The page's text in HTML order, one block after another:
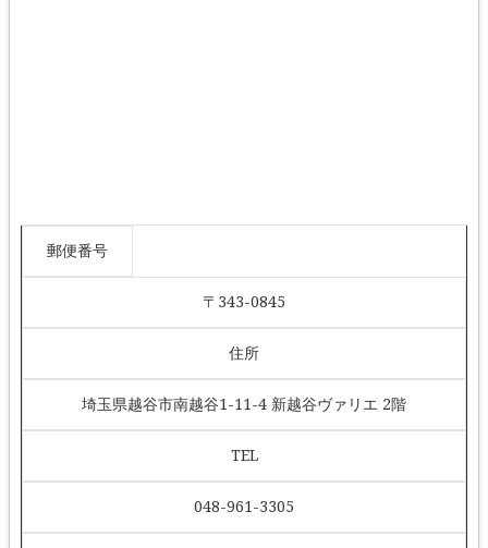
郵便番号
〒343-0845
住所
埼玉県越谷市南越谷1-11-4 新越谷ヴァリエ 2階
TEL
048-961-3305